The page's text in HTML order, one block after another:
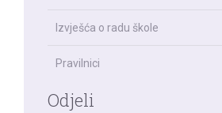
Izvješća o radu škole
Pravilnici
Odjeli